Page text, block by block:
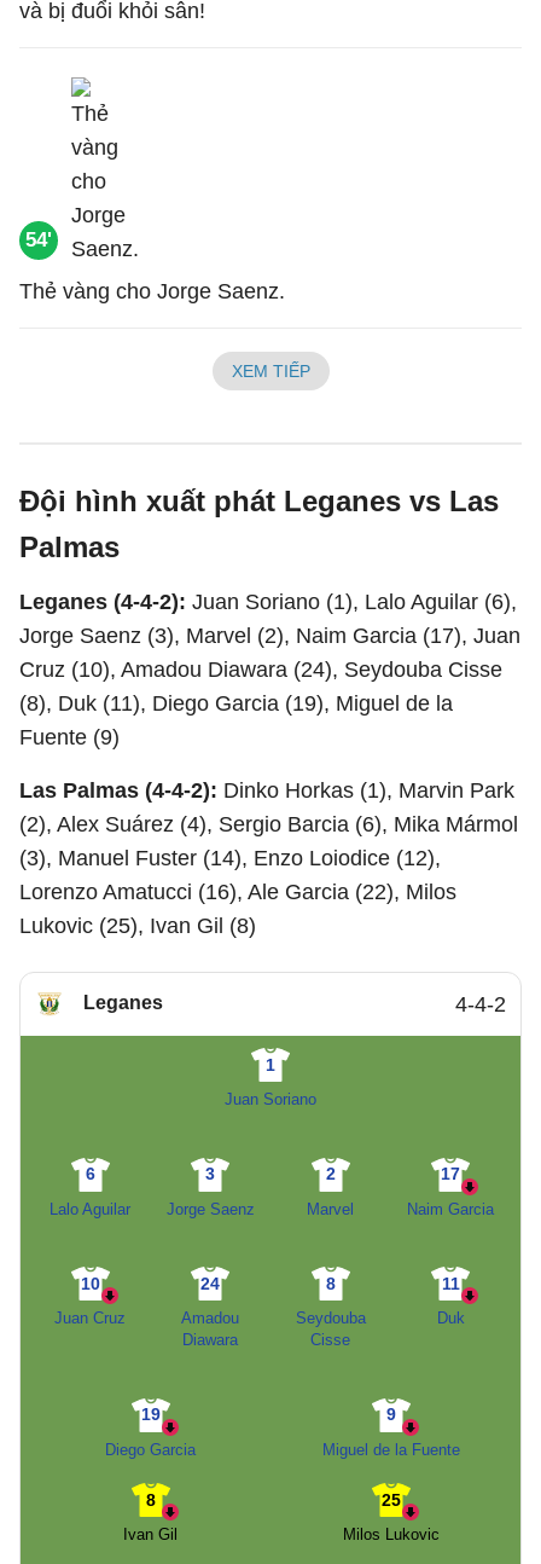
và bị đuổi khỏi sân!
54'
Thẻ vàng cho Jorge Saenz.
XEM TIẾP
Đội hình xuất phát Leganes vs Las
Palmas
Leganes (4-4-2): Juan Soriano (1), Lalo Aguilar (6),
Jorge Saenz (3), Marvel (2), Naim Garcia (17), Juan
Cruz (10), Amadou Diawara (24), Seydouba Cisse
(8), Duk (11), Diego Garcia (19), Miguel de la
Fuente (9)
Las Palmas (4-4-2): Dinko Horkas (1), Marvin Park
(2), Alex Suárez (4), Sergio Barcia (6), Mika Mármol
(3), Manuel Fuster (14), Enzo Loiodice (12),
Lorenzo Amatucci (16), Ale Garcia (22), Milos
Lukovic (25), Ivan Gil (8)
Leganes 4-4-2
1
Juan Soriano
6
Lalo Aguilar
3
Jorge Saenz
2
Marvel
17
Naim Garcia
10
Juan Cruz
24
Amadou
Diawara
8
Seydouba
Cisse
11
Duk
19
Diego Garcia
9
Miguel de la Fuente
8
Ivan Gil
25
Milos Lukovic